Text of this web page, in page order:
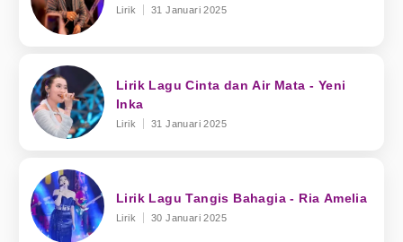
Lirik 31 Januari 2025
Lirik Lagu Cinta dan Air Mata - Yeni
Inka
Lirik 31 Januari 2025
Lirik Lagu Tangis Bahagia - Ria Amelia
Lirik 30 Januari 2025